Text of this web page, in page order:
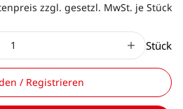
zzgl. gesetzl. MwSt. je Stück
Stück
/ Registrieren